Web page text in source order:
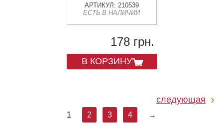
АРТИКУЛ: 210539
ЕСТЬ В НАЛИЧИИ
178 грн.
В КОРЗИНУ
следующая
1 2 3 4 →